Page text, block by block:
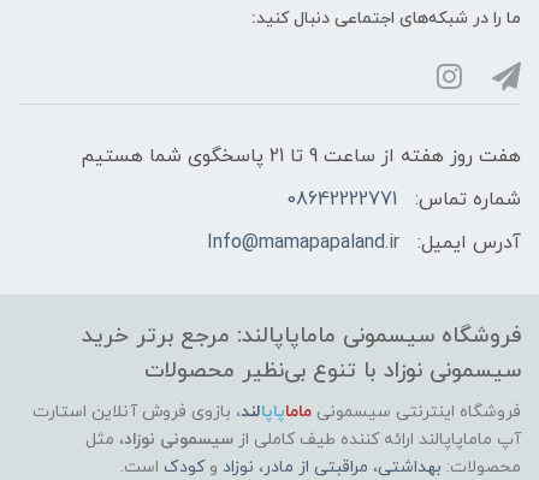
ما را در شبکه‌های اجتماعی دنبال کنید:
هفت روز هفته از ساعت 9 تا 21 پاسخگوی شما هستیم
شماره تماس:
08642222771
آدرس ایمیل:
Info@mamapapaland.ir
فروشگاه سیسمونی ماماپاپالند: مرجع برتر خرید
سیسمونی نوزاد با تنوع بی‌نظیر محصولات
فروشگاه اینترنتی سیسمونی ماماپاپالند، بازوی فروش آنلاین استارت
آپ ماماپاپالند ارائه کننده طیف کاملی از سیسمونی نوزاد، مثل
محصولات: بهداشتی، مراقبتی از مادر ، نوزاد وکودک است.